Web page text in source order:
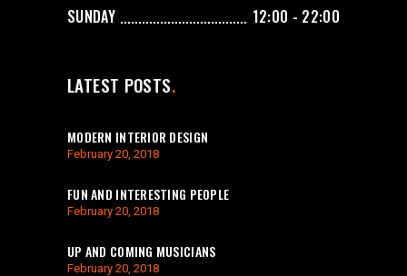
SUNDAY
12:00 - 22:00
LATEST POSTS
MODERN INTERIOR DESIGN
February 20, 2018
FUN AND INTERESTING PEOPLE
February 20, 2018
UP AND COMING MUSICIANS
February 20, 2018